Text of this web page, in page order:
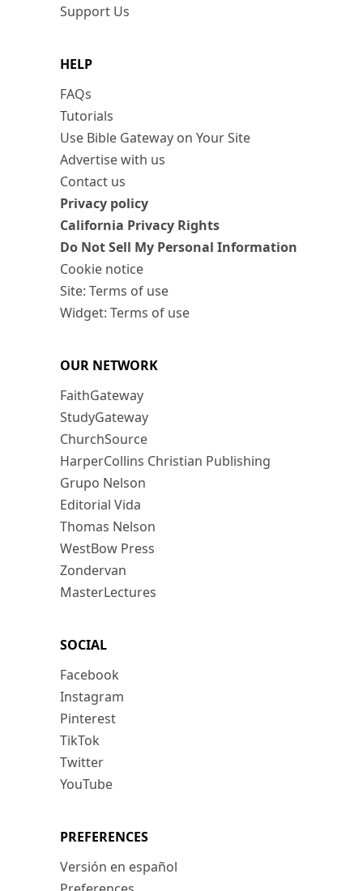
Support Us
HELP
FAQs
Tutorials
Use Bible Gateway on Your Site
Advertise with us
Contact us
Privacy policy
California Privacy Rights
Do Not Sell My Personal Information
Cookie notice
Site: Terms of use
Widget: Terms of use
OUR NETWORK
FaithGateway
StudyGateway
ChurchSource
HarperCollins Christian Publishing
Grupo Nelson
Editorial Vida
Thomas Nelson
WestBow Press
Zondervan
MasterLectures
SOCIAL
Facebook
Instagram
Pinterest
TikTok
Twitter
YouTube
PREFERENCES
Versión en español